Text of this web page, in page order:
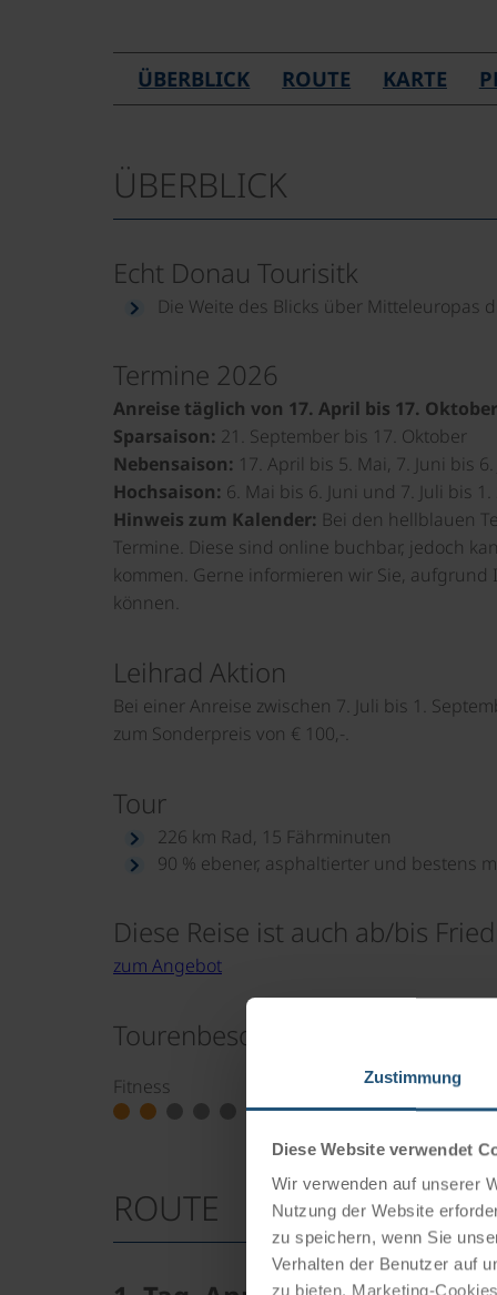
Zustimmung
Diese Website verwendet
Wir verwenden auf unserer
Nutzung der Website
zu speichern, wenn Sie
Verhalten der Benutzer auf
zu bieten. Marketing-
ÜBERBLICK ROUTE KARTE
ÜBERBLICK
Echt Donau Tourisitk
Die Weite des Blicks über Mitteleuropas
Termine 2026
Anreise täglich von 17. April bis 17. Oktober
Sparsaison: 21. September bis 17. Oktober
Nebensaison: 17. April bis 5. Mai, 7. Juni bis
Hochsaison: 6. Mai bis 6. Juni und 7. Juli bis
Hinweis zum Kalender: Bei den hellblauen
Termine. Diese sind online buchbar, jedoch
kommen. Gerne informieren wir Sie,
können.
Leihrad Aktion
Bei einer Anreise zwischen 7. Juli bis 1.
zum Sonderpreis von € 100,-.
Tour
226 km Rad, 15 Fährminuten
90 % ebener, asphaltierter und bestens
Diese Reise ist auch ab/bis
zum Angebot
Tourenbesonderheiten
Fitness Qualität der
ROUTE